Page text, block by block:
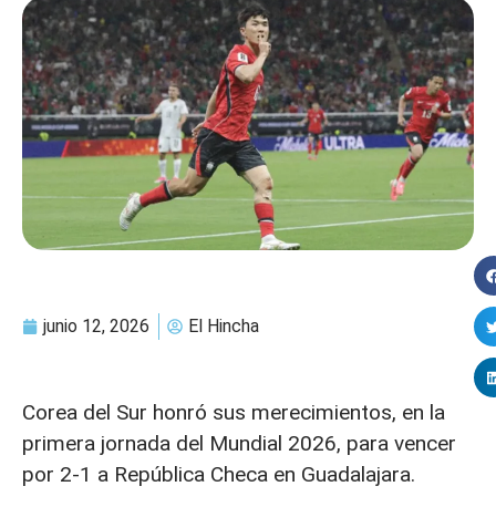
junio 12, 2026 El Hincha
Corea del Sur honró sus merecimientos, en la
primera jornada del Mundial 2026, para vencer
por 2-1 a República Checa en Guadalajara.